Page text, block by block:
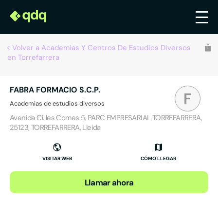
Volver a Academias Y Centros De Estudios Diversos
en Torrefarrera
F
FABRA FORMACIO S.C.P.
Academias de estudios diversos
Avenida Cí. les Comes 5, PARC EMPRESARIAL TORREFARRERA,
25123, TORREFARRERA, Lleida
VISITAR WEB CÓMO LLEGAR
Llamar ahora